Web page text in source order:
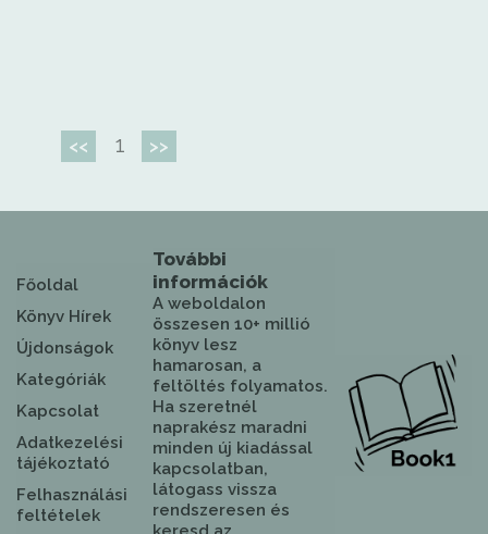
<< 1 >>
Főoldal
Könyv Hírek
Újdonságok
Kategóriák
Kapcsolat
Adatkezelési
tájékoztató
Felhasználási
feltételek
További
információk
A weboldalon
összesen 10+ millió
könyv lesz
hamarosan, a
feltöltés folyamatos.
Ha szeretnél
naprakész maradni
minden új kiadással
kapcsolatban,
látogass vissza
rendszeresen és